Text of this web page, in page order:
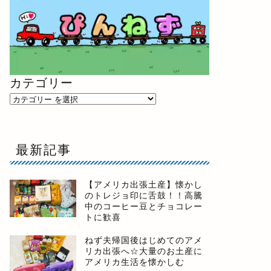
カテゴリー
最新記事
【アメリカ出張土産】懐かし
のトレジョ印に舌鼓！！高騰
中のコーヒー豆とチョコレー
トに歓喜
ねず夫帰国後はじめてのアメ
リカ出張へ☆大量のお土産に
アメリカ生活を懐かしむ